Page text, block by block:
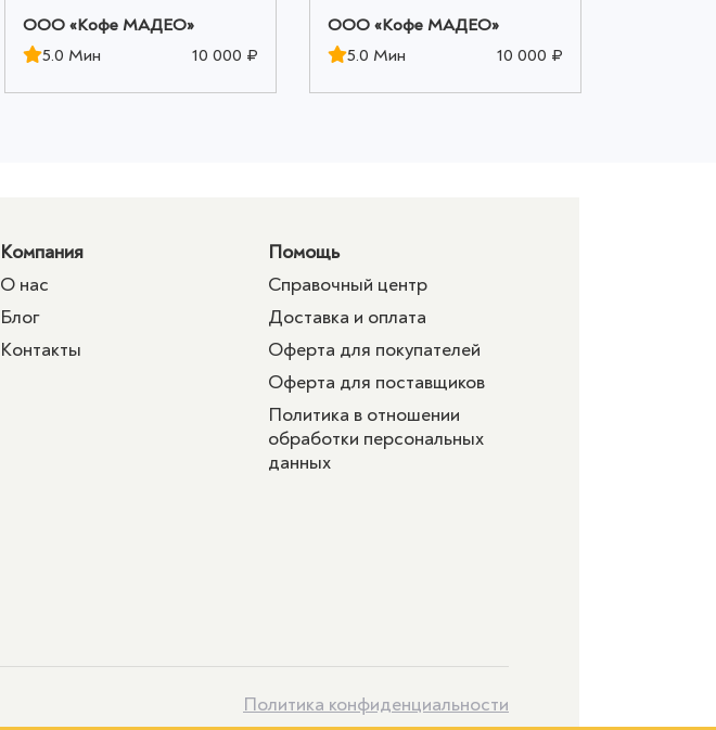
OOO «Кофе МАДЕО»
5.0 Мин
10 000 ₽
OOO «Кофе МАДЕО»
5.0 Мин
10 000 ₽
Компания
О нас
Блог
Контакты
Помощь
Справочный центр
Доставка и оплата
Оферта для покупателей
Оферта для поставщиков
Политика в отношении
обработки персональных
данных
Политика конфиденциальности